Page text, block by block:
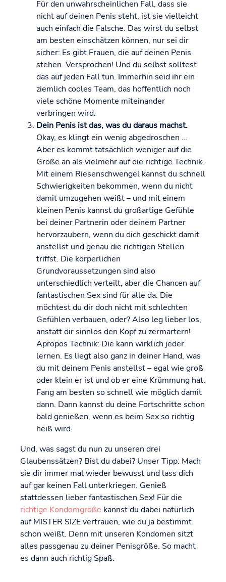
Für den unwahrscheinlichen Fall, dass sie
nicht auf deinen Penis steht, ist sie vielleicht
auch einfach die Falsche. Das wirst du selbst
am besten einschätzen können, nur sei dir
sicher: Es gibt Frauen, die auf deinen Penis
stehen. Versprochen! Und du selbst solltest
das auf jeden Fall tun. Immerhin seid ihr ein
ziemlich cooles Team, das hoffentlich noch
viele schöne Momente miteinander
verbringen wird.
Dein Penis ist das, was du daraus machst.
Okay, es klingt ein wenig abgedroschen …
Aber es kommt tatsächlich weniger auf die
Größe an als vielmehr auf die richtige Technik.
Mit einem Riesenschwengel kannst du schnell
Schwierigkeiten bekommen, wenn du nicht
damit umzugehen weißt – und mit einem
kleinen Penis kannst du großartige Gefühle
bei deiner Partnerin oder deinem Partner
hervorzaubern, wenn du dich geschickt damit
anstellst und genau die richtigen Stellen
triffst. Die körperlichen
Grundvoraussetzungen sind also
unterschiedlich verteilt, aber die Chancen auf
fantastischen Sex sind für alle da. Die
möchtest du dir doch nicht mit schlechten
Gefühlen verbauen, oder? Also leg lieber los,
anstatt dir sinnlos den Kopf zu zermartern!
Apropos Technik: Die kann wirklich jeder
lernen. Es liegt also ganz in deiner Hand, was
du mit deinem Penis anstellst – egal wie groß
oder klein er ist und ob er eine Krümmung hat.
Fang am besten so schnell wie möglich damit
dann. Dann kannst du deine Fortschritte schon
bald genießen, wenn es beim Sex so richtig
heiß wird.
Und, was sagst du nun zu unseren drei
Glaubenssätzen? Bist du dabei? Unser Tipp: Mach
sie dir immer mal wieder bewusst und lass dich
auf gar keinen Fall unterkriegen. Genieß
stattdessen lieber fantastischen Sex! Für die
richtige Kondomgröße kannst du dabei natürlich
auf MISTER SIZE vertrauen, wie du ja bestimmt
schon weißt. Denn mit unseren Kondomen sitzt
alles passgenau zu deiner Penisgröße. So macht
es dann auch richtig Spaß.